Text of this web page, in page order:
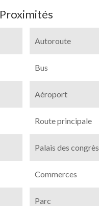
Proximités
Autoroute
Bus
Aéroport
Route principale
Palais des congrès
Commerces
Parc